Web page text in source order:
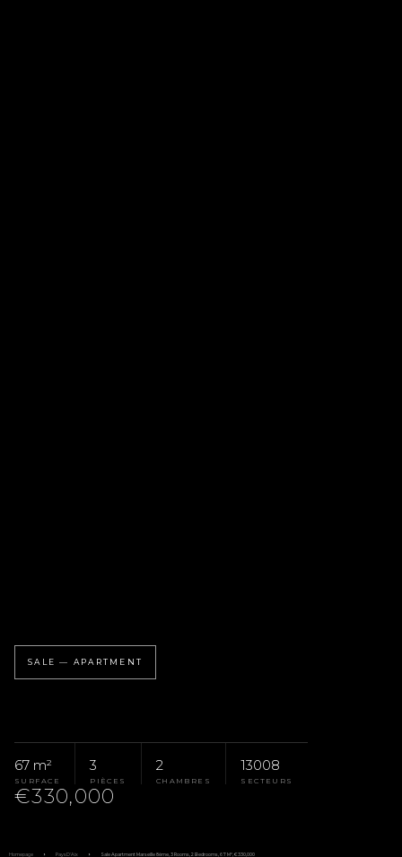
SALE — APARTMENT
67 m²
SURFACE
3
PIÈCES
2
CHAMBRES
13008
SECTEURS
€330,000
Homepage Pays D'Aix Sale Apartment Marseille 8ème, 3 Rooms, 2 Bedrooms, 67 M², €330,000